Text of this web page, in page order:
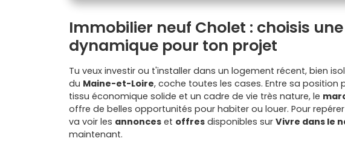
Immobilier neuf Cholet : choisis
dynamique pour ton projet
Tu veux investir ou t'installer dans un logement récent, bien
du Maine-et-Loire, coche toutes les cases. Entre sa position
tissu économique solide et un cadre de vie très nature, le
offre de belles opportunités pour habiter ou louer. Pour
va voir les annonces et offres disponibles sur Vivre dans le
maintenant.